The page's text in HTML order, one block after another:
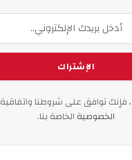
فإنك توافق على شروطنا واتفاقية
الخصوصية الخاصة بنا.